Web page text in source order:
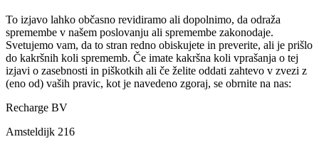
To izjavo lahko občasno revidiramo ali dopolnimo, da odraža
spremembe v našem poslovanju ali spremembe zakonodaje.
Svetujemo vam, da to stran redno obiskujete in preverite, ali je prišlo
do kakršnih koli sprememb. Če imate kakršna koli vprašanja o tej
izjavi o zasebnosti in piškotkih ali če želite oddati zahtevo v zvezi z
(eno od) vaših pravic, kot je navedeno zgoraj, se obrnite na nas:
Recharge BV
Amsteldijk 216